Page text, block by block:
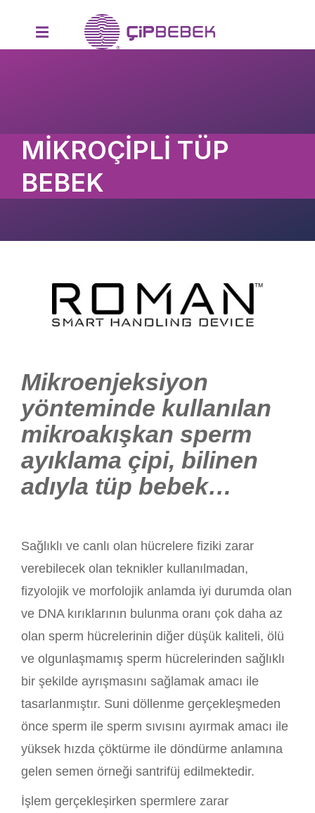
MİKROÇİPLİ TÜP
BEBEK
Mikroenjeksiyon
yönteminde kullanılan
mikroakışkan sperm
ayıklama çipi, bilinen
adıyla tüp bebek…
Sağlıklı ve canlı olan hücrelere fiziki zarar
verebilecek olan teknikler kullanılmadan,
fizyolojik ve morfolojik anlamda iyi durumda olan
ve DNA kırıklarının bulunma oranı çok daha az
olan sperm hücrelerinin diğer düşük kaliteli, ölü
ve olgunlaşmamış sperm hücrelerinden sağlıklı
bir şekilde ayrışmasını sağlamak amacı ile
tasarlanmıştır. Suni döllenme gerçekleşmeden
önce sperm ile sperm sıvısını ayırmak amacı ile
yüksek hızda çöktürme ile döndürme anlamına
gelen semen örneği santrifüj edilmektedir.
İşlem gerçekleşirken spermlere zarar